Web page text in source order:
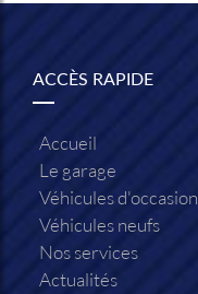
ACCÈS RAPIDE
Accueil
Le garage
Véhicules d'occasion
Véhicules neufs
Nos services
Actualités